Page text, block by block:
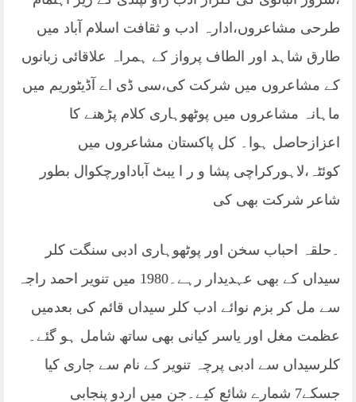
طرحی مشاعروں،ادارہ ادب و ثقافت اسلام آباد میں
طارق شاہد اور الطاف پرواز کے ہمراہ علاقائی زبانوں
کے مشاعروں میں شرکت کی،سی ڈی اے آڈیٹوریم میں
ماہانہ مشاعروں میں پوٹھوہاری کلام پڑھنے کا
اعزازحاصل ہوا۔ کل پاکستان مشاعروں میں
کوئٹہ،لاہورکراچی پشا و ر ا یبٹ آباداورچکوال بطور
شاعر شرکت بھی کی
۔حلقہ احباب سخن اور پوٹھوہاری ادبی سنگت کلر
سیداں کے بھی عہدیدار رہے۔1980 میں تنویر احمد راجہ
سے مل کر بزم نوائے ادب کلر سیداں قائم کی بعدمیں
عظمت مغل اور یاسر کیانی بھی ساتھ شامل ہو گئے۔
کلرسیداں سے ادبی پرچہ تنویر کے نام سے جاری کیا
جسکے7 شمارے شائع کیے۔جن میں اردو پنجابی